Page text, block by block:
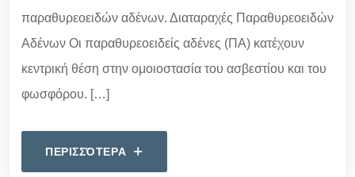
παραθυρεοειδών αδένων. Διαταραχές Παραθυρεοειδών
Αδένων Οι παραθυρεοειδείς αδένες (ΠΑ) κατέχουν
κεντρική θέση στην ομοιοστασία του ασβεστίου και του
φωσφόρου. […]
ΠΕΡΙΣΣΌΤΕΡΑ